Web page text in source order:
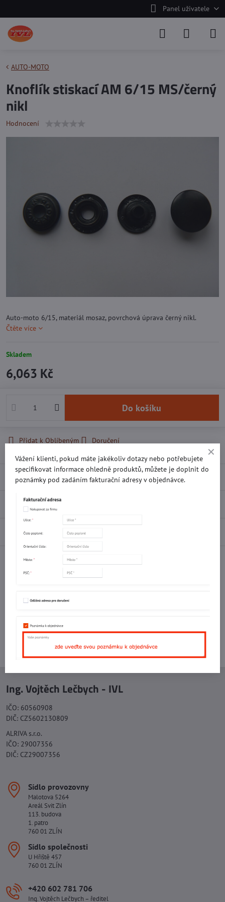
Panel uživatele
AUTO-MOTO
Knoflík stiskací AM 6/15 MS/černý
nikl
Hodnocení
Auto-moto 6/15, materiál mosaz, povrchová úprava černý nikl.
Čtěte více
Skladem
6,063 Kč
Do košíku
Přidat k Oblíbeným Doručení
Popis
Recenze 0
Diskuse 0
+420 577 523 563
Ing. Vojtěch Lečbych - IVL
IČO: 60560908
DIČ: CZ5602130809
ALRIVA s.r.o.
IČO: 29007356
DIČ: CZ29007356
Sídlo provozovny
Malotova 5264
Areál Svit Zlín
113. budova
1. patro
760 01 ZLÍN
Sídlo společnosti
U Hřiště 457
760 01 ZLÍN
+420 602 781 706
Ing. Vojtěch Lečbych – ředitel
Vážení klienti, pokud máte jakékoliv dotazy nebo potřebujete
specifikovat informace ohledně produktů, můžete je doplnit do
poznámky pod zadáním fakturační adresy v objednávce.